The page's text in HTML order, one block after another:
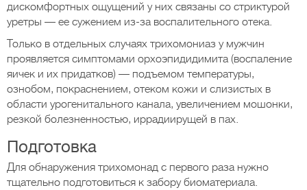
дискомфортных ощущений у них связаны со стриктурой
уретры — ее сужением из-за воспалительного отека.
Только в отдельных случаях трихомониаз у мужчин
проявляется симптомами орхоэпидидимита (воспаление
яичек и их придатков) — подъемом температуры,
ознобом, покраснением, отеком кожи и слизистых в
области урогенитального канала, увеличением мошонки,
резкой болезненностью, иррадиирущей в пах.
Подготовка
Для обнаружения трихомонад с первого раза нужно
тщательно подготовиться к забору биоматериала.